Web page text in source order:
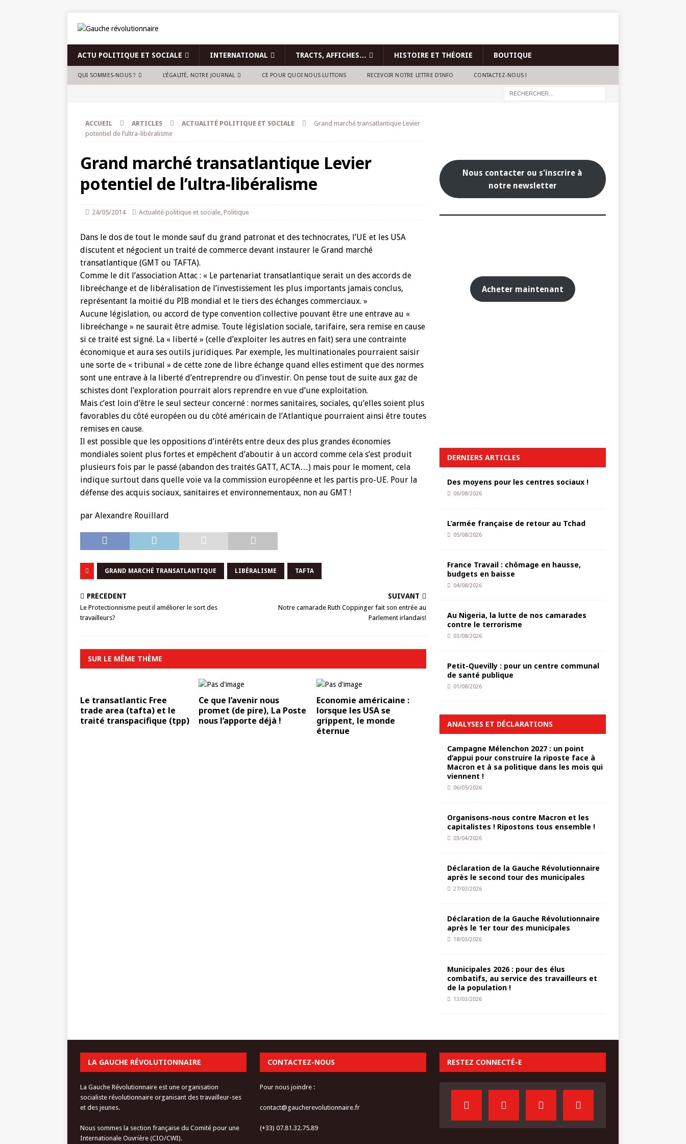
ACTU POLITIQUE ET SOCIALE INTERNATIONAL TRACTS, AFFICHES… HISTOIRE ET THÉORIE BOUTIQUE
QUI SOMMES-NOUS ? L’ÉGALITÉ, NOTRE JOURNAL CE POUR QUOI NOUS LUTTONS RECEVOIR NOTRE LETTRE D’INFO CONTACTEZ-NOUS !
ACCUEIL ARTICLES ACTUALITÉ POLITIQUE ET SOCIALE
Grand marché transatlantique Levier
potentiel de l’ultra-libéralisme
Grand marché transatlantique Levier
potentiel de l’ultra-libéralisme
24/05/2014 Actualité politique et sociale, Politique
Dans le dos de tout le monde sauf du grand patronat et des technocrates, l’UE et les USA
discutent et négocient un traité de commerce devant instaurer le Grand marché
transatlantique (GMT ou TAFTA).
Comme le dit l’association Attac : « Le partenariat transatlantique serait un des accords de
libreéchange et de libéralisation de l’investissement les plus importants jamais conclus,
représentant la moitié du PIB mondial et le tiers des échanges commerciaux. »
Aucune législation, ou accord de type convention collective pouvant être une entrave au «
libreéchange » ne saurait être admise. Toute législation sociale, tarifaire, sera remise en cause
si ce traité est signé. La « liberté » (celle d’exploiter les autres en fait) sera une contrainte
économique et aura ses outils juridiques. Par exemple, les multinationales pourraient saisir
une sorte de « tribunal » de cette zone de libre échange quand elles estiment que des normes
sont une entrave à la liberté d’entreprendre ou d’investir. On pense tout de suite aux gaz de
schistes dont l’exploration pourrait alors reprendre en vue d’une exploitation.
Mais c’est loin d’être le seul secteur concerné : normes sanitaires, sociales, qu’elles soient plus
favorables du côté européen ou du côté américain de l’Atlantique pourraient ainsi être toutes
remises en cause.
Il est possible que les oppositions d’intérêts entre deux des plus grandes économies
mondiales soient plus fortes et empêchent d’aboutir à un accord comme cela s’est produit
plusieurs fois par le passé (abandon des traités GATT, ACTA…) mais pour le moment, cela
indique surtout dans quelle voie va la commission européenne et les partis pro-UE. Pour la
défense des acquis sociaux, sanitaires et environnementaux, non au GMT !
par Alexandre Rouillard
GRAND MARCHÉ TRANSATLANTIQUE LIBÉRALISME TAFTA
PRÉCÉDENT
Le Protectionnisme peut il améliorer le sort des
travailleurs?
SUIVANT
Notre camarade Ruth Coppinger fait son entrée au
Parlement irlandais!
SUR LE MÊME THÈME
Le transatlantic Free
trade area (tafta) et le
traité transpacifique (tpp)
Ce que l’avenir nous
promet (de pire), La Poste
nous l’apporte déjà !
Economie américaine :
lorsque les USA se
grippent, le monde
éternue
Nous contacter ou s'inscrire à
notre newsletter
Acheter maintenant
DERNIERS ARTICLES
Des moyens pour les centres sociaux !
06/08/2026
L’armée française de retour au Tchad
05/08/2026
France Travail : chômage en hausse,
budgets en baisse
04/08/2026
Au Nigeria, la lutte de nos camarades
contre le terrorisme
03/08/2026
Petit-Quevilly : pour un centre communal
de santé publique
01/08/2026
ANALYSES ET DÉCLARATIONS
Campagne Mélenchon 2027 : un point
d’appui pour construire la riposte face à
Macron et à sa politique dans les mois qui
viennent !
06/05/2026
Organisons-nous contre Macron et les
capitalistes ! Ripostons tous ensemble !
03/04/2026
Déclaration de la Gauche Révolutionnaire
après le second tour des municipales
27/03/2026
Déclaration de la Gauche Révolutionnaire
après le 1er tour des municipales
18/03/2026
Municipales 2026 : pour des élus
combatifs, au service des travailleurs et
de la population !
13/03/2026
LA GAUCHE RÉVOLUTIONNAIRE
La Gauche Révolutionnaire est une organisation
socialiste révolutionnaire organisant des travailleur-ses
et des jeunes.
Nous sommes la section française du Comité pour une
Internationale Ouvrière (CIO/CWI).
CONTACTEZ-NOUS
Pour nous joindre :
contact@gaucherevolutionnaire.fr
(+33) 07.81.32.75.89
RESTEZ CONNECTÉ-E